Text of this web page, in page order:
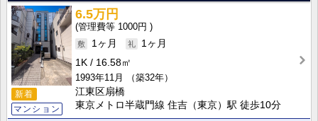
新着
マンション
6.5万円
1000円
1ヶ月
1ヶ月
1K
16.58㎡
1993年11月
（築32年）
江東区扇橋
東京メトロ半蔵門線 住吉（東京）駅 徒歩10分